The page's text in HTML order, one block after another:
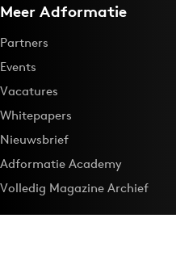
Meer Adformatie
Partners
Events
Vacatures
Whitepapers
Nieuwsbrief
Adformatie Academy
Volledig Magazine Archief